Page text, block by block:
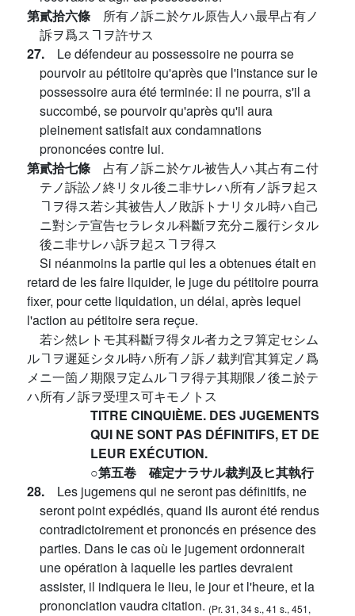
第貳拾六條 所有ノ訴ニ於ケル原告人ハ最早占有ノ
訴ヲ爲スヿヲ許サス
27. Le défendeur au possessoire ne pourra se
pourvoir au pétitoire qu'après que l'instance sur le
possessoire aura été terminée: il ne pourra, s'il a
succombé, se pourvoir qu'après qu'il aura
pleinement satisfait aux condamnations
prononcées contre lui.
第貳拾七條 占有ノ訴ニ於ケル被告人ハ其占有ニ付
テノ訴訟ノ終リタル後ニ非サレハ所有ノ訴ヲ起ス
ヿヲ得ス若シ其被告人ノ敗訴トナリタル時ハ自己
ニ對シテ宣告セラレタル科斷ヲ充分ニ履行シタル
後ニ非サレハ訴ヲ起スヿヲ得ス
Si néanmoins la partie qui les a obtenues était en
retard de les faire liquider, le juge du pétitoire pourra
fixer, pour cette liquidation, un délai, après lequel
l'action au pétitoire sera reçue.
若シ然レトモ其科斷ヲ得タル者カ之ヲ算定セシム
ルヿヲ遲延シタル時ハ所有ノ訴ノ裁判官其算定ノ爲
メニ一箇ノ期限ヲ定ムルヿヲ得テ其期限ノ後ニ於テ
ハ所有ノ訴ヲ受理ス可キモノトス
TITRE CINQUIÈME. DES JUGEMENTS
QUI NE SONT PAS DÉFINITIFS, ET DE
LEUR EXÉCUTION.
○第五卷 確定ナラサル裁判及ヒ其執行
28. Les jugemens qui ne seront pas définitifs, ne
seront point expédiés, quand ils auront été rendus
contradictoirement et prononcés en présence des
parties. Dans le cas où le jugement ordonnerait
une opération à laquelle les parties devraient
assister, il indiquera le lieu, le jour et l'heure, et la
prononciation vaudra citation. (Pr. 31, 34 s., 41 s., 451,